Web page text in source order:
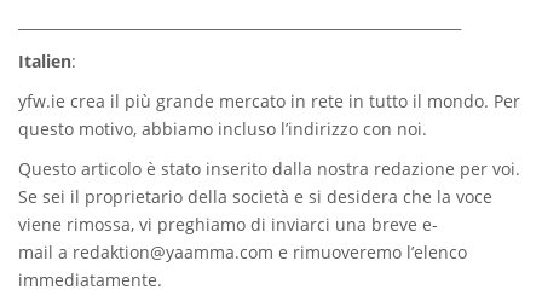
Italien:
yfw.ie crea il più grande mercato in rete in tutto il mondo. Per
questo motivo, abbiamo incluso l’indirizzo con noi.
Questo articolo è stato inserito dalla nostra redazione per voi.
Se sei il proprietario della società e si desidera che la voce
viene rimossa, vi preghiamo di inviarci una breve e-
mail a redaktion@yaamma.com e rimuoveremo l’elenco
immediatamente.